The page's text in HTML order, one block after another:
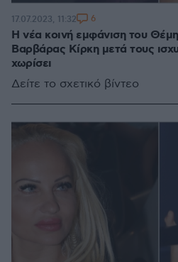
Η νέα κοινή εμφάνιση του
Βαρβάρας Κίρκη μετά τους
χωρίσει
Δείτε το σχετικό βίντεο
17.07.2023, 11:32 6